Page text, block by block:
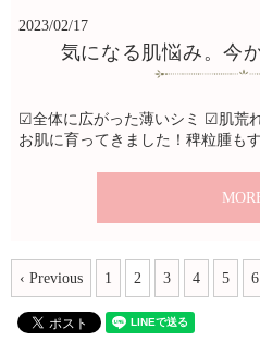
2023/02/17
気になる肌悩み。今
☑︎全体に広がった薄いシミ ☑︎肌荒
お肌に育ってきました！稗粒腫も
‹ Previous 1 2 3 4 5 6